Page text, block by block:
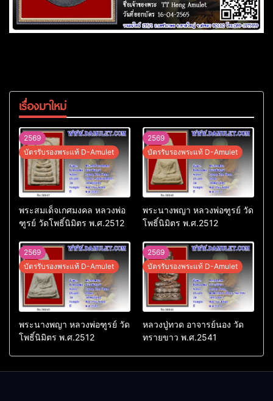
เรื่องมาใหม่
2569
บัตรรับรองพระแท้ D-Amulet
พระสมเด็จเกศมงคล หลวงพ่อ
ฑูรย์ วัดโพธิ์นิมิตร พ.ศ.2512
2569
บัตรรับรองพระแท้ D-Amulet
พระนางพญา หลวงพ่อฑูรย์ วัด
โพธิ์นิมิตร พ.ศ.2512
2569
บัตรรับรองพระแท้ D-Amulet
พระนางพญา หลวงพ่อฑูรย์ วัด
โพธิ์นิมิตร พ.ศ.2512
2569
บัตรรับรองพระแท้ D-Amulet
หลวงปู่ทวด อาจารย์นอง วัด
ทรายขาว พ.ศ.2541